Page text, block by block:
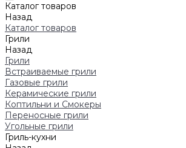
Каталог товаров
Назад
Каталог товаров
Грили
Назад
Грили
Встраиваемые грили
Газовые грили
Керамические грили
Коптильни и Смокеры
Переносные грили
Угольные грили
Гриль-кухни